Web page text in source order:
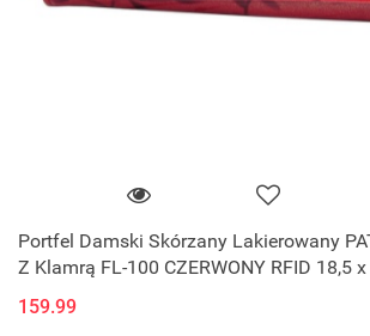
Portfel Damski Skórzany Lakierowany
Z Klamrą FL-100 CZERWONY RFID 18,5
159.99